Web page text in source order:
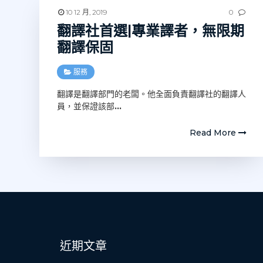
10 12 月, 2019 0
翻譯社首選|專業譯者，無限期
翻譯保固‎
服務
翻譯是翻譯部門的老闆。他全面負責翻譯社的翻譯人
員，並保證該部…
Read More
近期文章